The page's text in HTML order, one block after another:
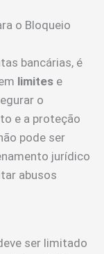
o Bloqueio
bancárias, é
limites e
o
e a proteção
pode ser
jurídico
abusos
ser limitado